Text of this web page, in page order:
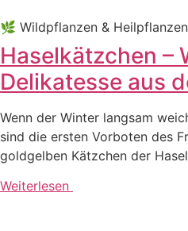
🌿 Wild­pflan­zen & Heilpflanzen
Haselkätzchen –
Delikatesse aus
Wenn der Win­ter lang­sam
sind die ers­ten Vor­bo­ten des
gold­gel­ben Kätz­chen der
Weiterlesen